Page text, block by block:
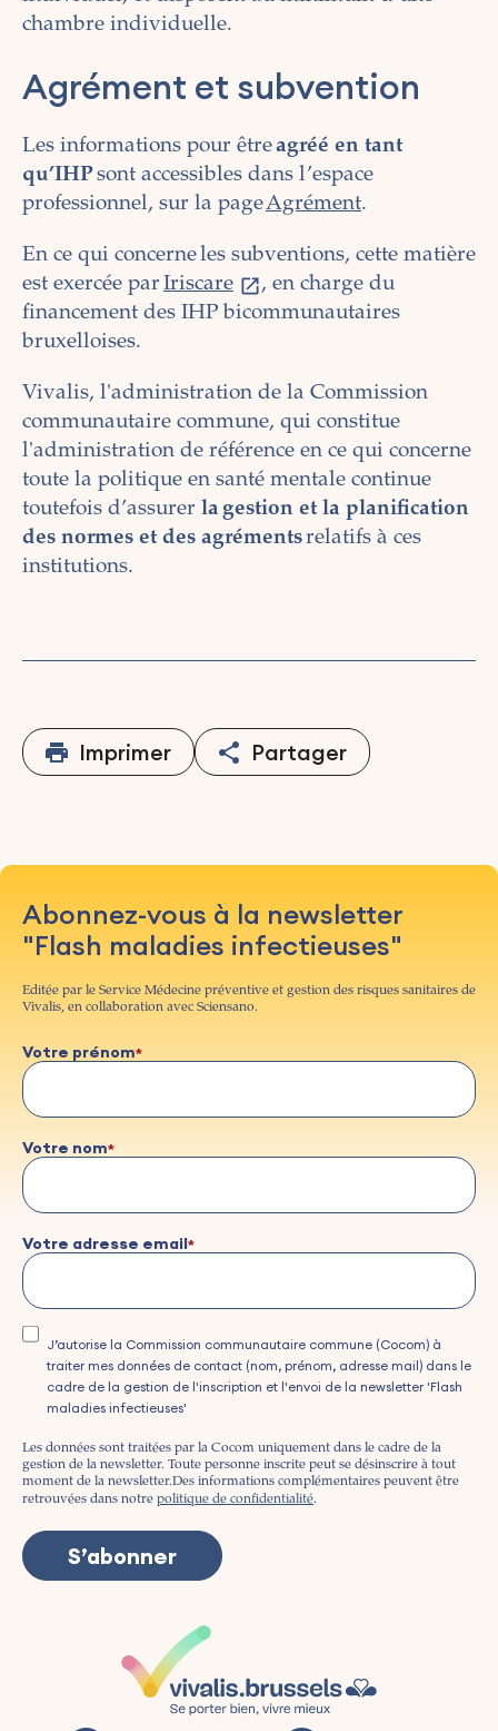
chambre individuelle.
Agrément et subvention
Les informations pour êtreagréé en tant
qu’IHPsont accessibles dans l’espace
professionnel, sur la pageAgrément.
En ce qui concerne les subventions, cette matière
est exercée par Iriscare
, en charge du
financement des IHP bicommunautaires
bruxelloises.
Vivalis, l'administration de la Commission
communautaire commune, qui constitue
l'administration de référence en ce qui concerne
toute la politique en santé mentale continue
toutefois d’assurer la gestion et la planification
des normes et des agrémentsrelatifs à ces
institutions.
Imprimer Partager
Abonnez-vous à la newsletter
"Flash maladies infectieuses"
Editée par le Service Médecine préventive et gestion des risques sanitaires de
Vivalis, en collaboration avec Sciensano.
Votre prénom
Votre nom
Votre adresse email
J’autorise la Commission communautaire commune (Cocom) à
traiter mes données de contact (nom, prénom, adresse mail) dans le
cadre de la gestion de l'inscription et l'envoi de la newsletter 'Flash
maladies infectieuses'
Les données sont traitées par la Cocom uniquement dans le cadre de la
gestion de la newsletter. Toute personne inscrite peut se désinscrire à tout
moment de la newsletter.Des informations complémentaires peuvent être
retrouvées dans notre politique de confidentialité.